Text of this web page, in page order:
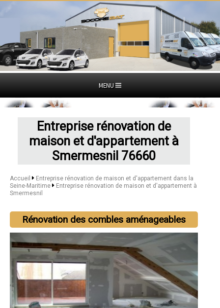
MENU
Entreprise rénovation de
maison et d'appartement à
Smermesnil 76660
Accueil
Entreprise rénovation de maison et d'appartement dans la
Seine-Maritime
Entreprise rénovation de maison et d'appartement à
Smermesnil
Rénovation des combles aménageables